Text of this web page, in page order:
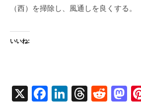
（西）を掃除し、風通しを良くする。
いいね:
X
F
Li
T
R
M